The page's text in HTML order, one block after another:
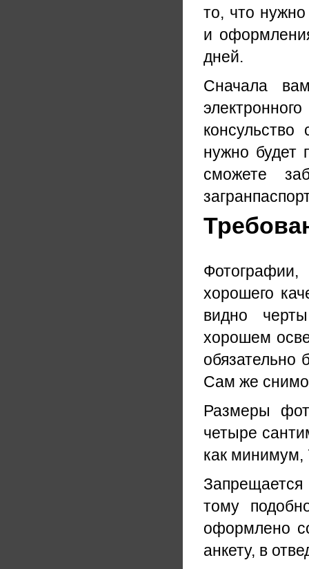
то, что
и
дней.
Сначала
нужно будет
сможете
хорошего
видно
хорошем
обязательно
Сам же
Размеры
четыре
как минимум,
Запрещается
тому
оформлено
анкету, в